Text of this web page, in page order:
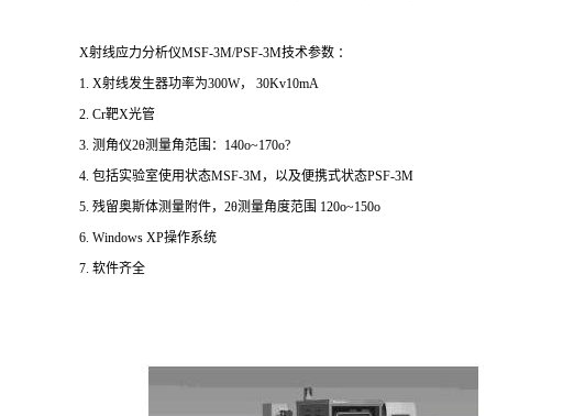
X射线应力分析仪MSF-3M/PSF-3M技术参数 ：
1. X射线发生器功率为300W， 30Kv10mA
2. Cr靶X光管
3. 测角仪2θ测量角范围：140o~170o?
4. 包括实验室使用状态MSF-3M，以及便携式状态PSF-3M
5. 残留奥斯体测量附件，2θ测量角度范围 120o~150o
6. Windows XP操作系统
7. 软件齐全